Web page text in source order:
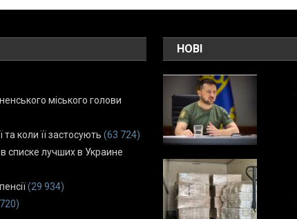
міського голови
коли її застосують (63 724)
списке лучших в Украине
(29 934)
НОВІ